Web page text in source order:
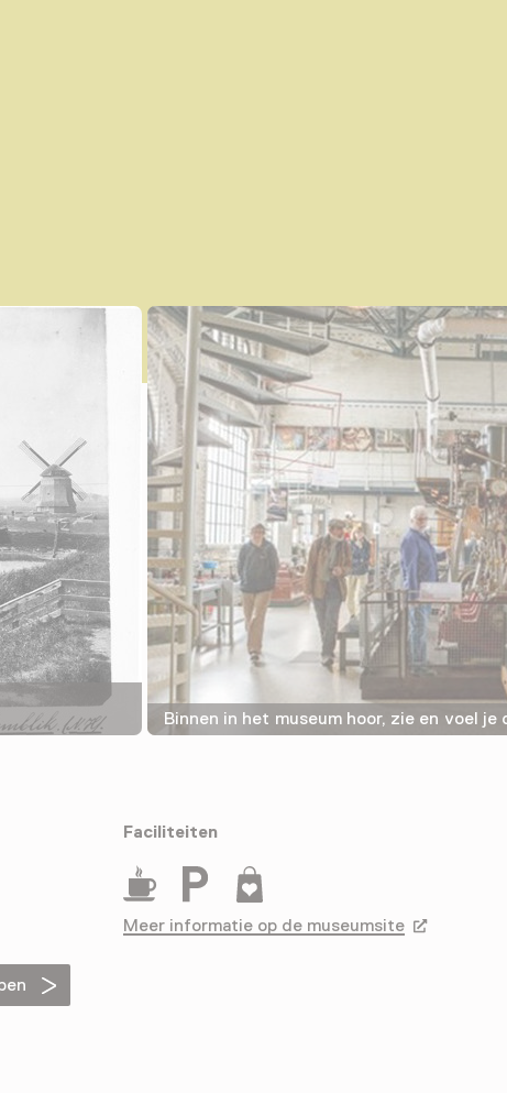
Binnen in het museum hoor, zie en voel
Faciliteiten
Drinken Parkeergelegenheid voor auto's
Museumwinkel
Meer informatie op de museumsite Opent in